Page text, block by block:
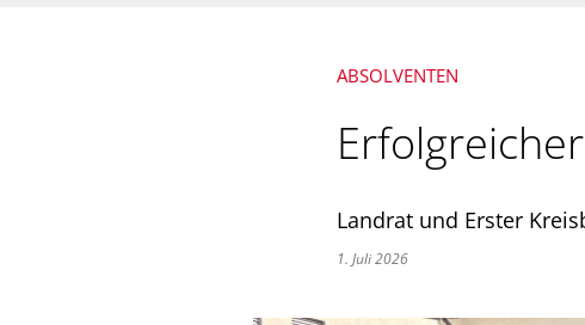
ABSOLVENTEN
Landrat und Erster
1. Juli 2026